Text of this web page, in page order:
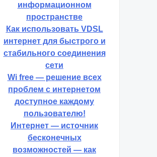
информационном
пространстве
Как использовать VDSL
интернет для быстрого и
стабильного соединения
сети
Wi free — решение всех
проблем с интернетом
доступное каждому
пользователю!
Интернет — источник
бесконечных
возможностей — как